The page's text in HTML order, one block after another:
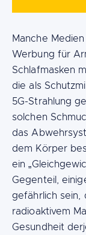
Manche
Werbung für
Schlafmasken
die als
5G-Strahlung
solchen
das
dem Körper
ein
Gegenteil,
gefährlich sein,
radioaktivem
Gesundheit